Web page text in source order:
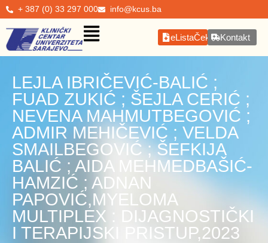
+ 387 (0) 33 297 000 info@kcus.ba
eListaČekanjaKontakt
LEJLA IBRIČEVIĆ-BALIĆ ;
FUAD ZUKIĆ ; ŠEJLA CERIĆ ;
NEVENA MAHMUTBEGOVIĆ ;
ADMIR MEHIČEVIĆ ; VELDA
SMAILBEGOVIĆ ; ŠEFKIJA
BALIĆ ; AIDA MEHMEDBAŠIĆ-
HAMZIĆ ; ADNAN
PAPOVIĆ,MYELOMA
MULTIPLEX : DIJAGNOSTIČKI
I TERAPIJSKI PRISTUP,2023